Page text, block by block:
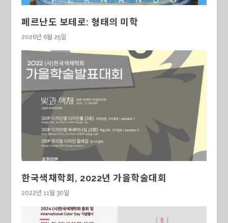
페르난도 보테로: 형태의 미학
2026년 6월 25일
한국색채학회, 2022년 가을학술대회
2022년 11월 30일